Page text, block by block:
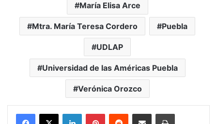
María Elisa Arce
Mtra. María Teresa Cordero Puebla
UDLAP
Universidad de las Américas Puebla
Verónica Orozco
LinkedInPinterestReddit Share via Email Print